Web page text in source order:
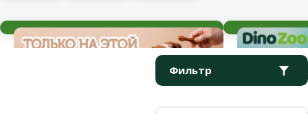
Фильтр
Продукты в категории Для розелл